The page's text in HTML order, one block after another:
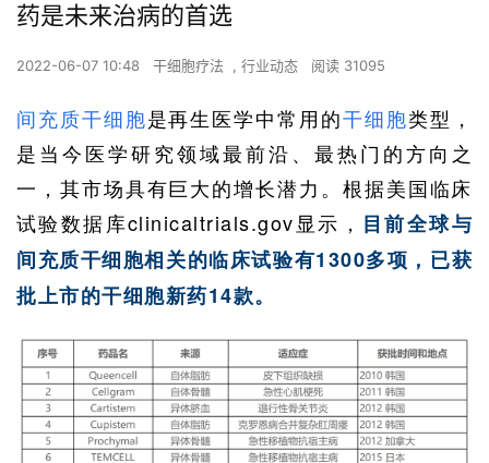
药是未来治病的首选
2022-06-07 10:48 干细胞疗法 , 行业动态 阅读 31095
间充质干细胞是再生医学中常用的干细胞类型，
是当今医学研究领域最前沿、最热门的方向之
一，其市场具有巨大的增长潜力。根据美国临床
试验数据库clinicaltrials.gov显示， 目前全球与
间充质干细胞相关的临床试验有1300多项，已获
批上市的干细胞新药14款。